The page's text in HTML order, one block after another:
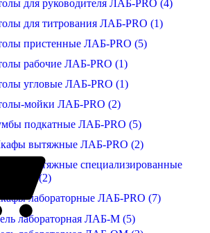
для руководителя ЛАБ-PRO (4)
для титрования ЛАБ-PRO (1)
пристенные ЛАБ-PRO (5)
рабочие ЛАБ-PRO (1)
угловые ЛАБ-PRO (1)
мойки ЛАБ-PRO (2)
подкатные ЛАБ-PRO (5)
вытяжные ЛАБ-PRO (2)
вытяжные специализированные
PRO (2)
лабораторные ЛАБ-PRO (7)
лабораторная ЛАБ-М (5)